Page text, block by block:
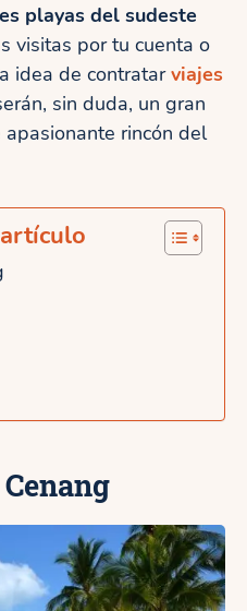
playas del sudeste
visitas por tu cuenta o
idea de contratarviajes
sin duda, un gran
rincón del